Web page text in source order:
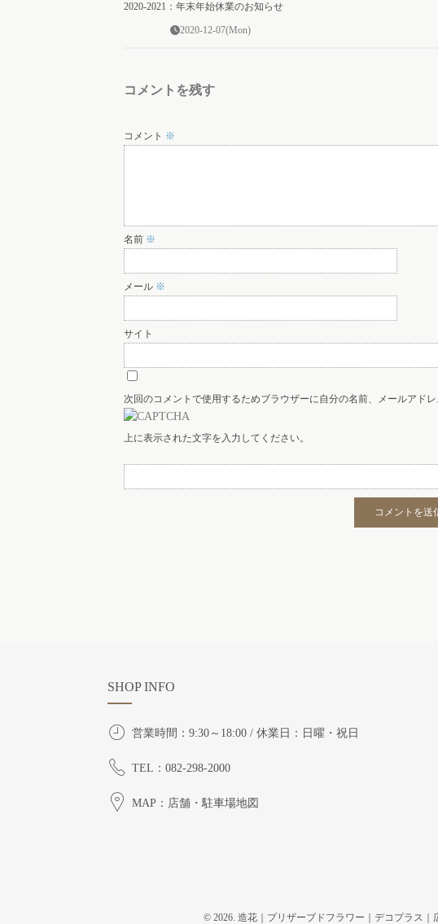
2020-2021：年末年始休業のお知らせ
2020-12-07(Mon)
コメントを残す
コメント ※
名前 ※
メール ※
サイト
次回のコメントで使用するためブラウザーに自分の名前、メールアドレ
上に表示された文字を入力してください。
SHOP INFO
営業時間：9:30～18:00 / 休業日：日曜・祝日
TEL：082-298-2000
MAP：店舗・駐車場地図
© 2026. 造花｜プリザーブドフラワー｜デコプラス｜